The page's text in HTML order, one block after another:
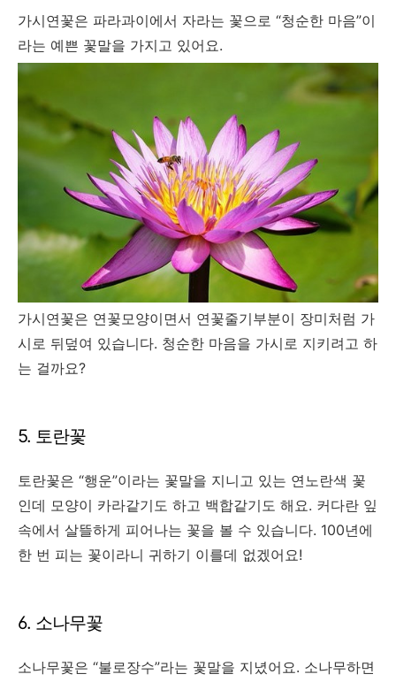
가시연꽃은 파라과이에서 자라는 꽃으로 “청순한 마음”이
라는 예쁜 꽃말을 가지고 있어요.
가시연꽃은 연꽃모양이면서 연꽃줄기부분이 장미처럼 가
시로 뒤덮여 있습니다. 청순한 마음을 가시로 지키려고 하
는 걸까요?
5. 토란꽃
토란꽃은 “행운”이라는 꽃말을 지니고 있는 연노란색 꽃
인데 모양이 카라같기도 하고 백합같기도 해요. 커다란 잎
속에서 살뜰하게 피어나는 꽃을 볼 수 있습니다. 100년에
한 번 피는 꽃이라니 귀하기 이를데 없겠어요!
6. 소나무꽃
소나무꽃은 “불로장수”라는 꽃말을 지녔어요. 소나무하면